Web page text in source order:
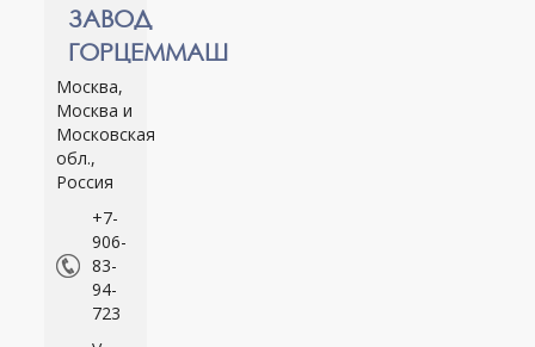
ЗАВОД
ГОРЦЕММАШ
Москва,
Москва и
Московская
обл.,
Россия
+7-
906-
83-
94-
723